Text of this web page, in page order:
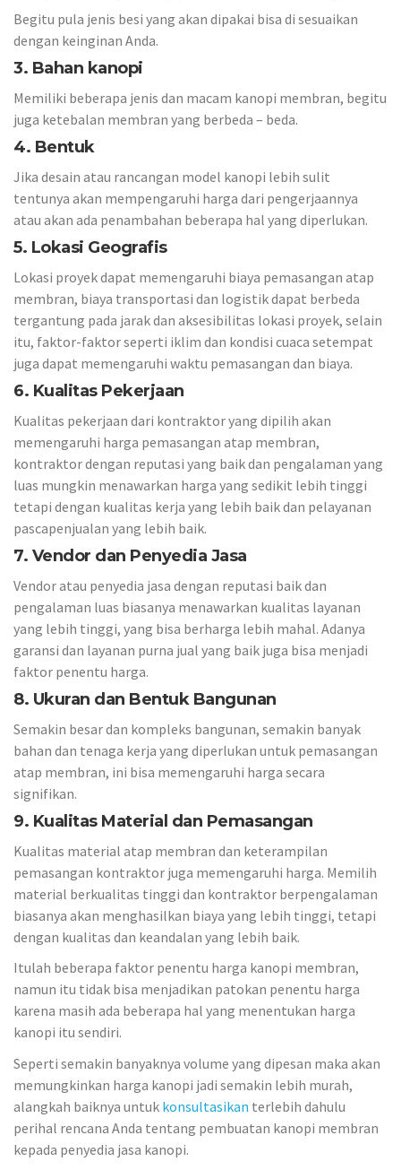
Begitu pula jenis besi yang akan dipakai bisa di sesuaikan
dengan keinginan Anda.
3. Bahan kanopi
Memiliki beberapa jenis dan macam kanopi membran, begitu
juga ketebalan membran yang berbeda – beda.
4. Bentuk
Jika desain atau rancangan model kanopi lebih sulit
tentunya akan mempengaruhi harga dari pengerjaannya
atau akan ada penambahan beberapa hal yang diperlukan.
5. Lokasi Geografis
Lokasi proyek dapat memengaruhi biaya pemasangan atap
membran, biaya transportasi dan logistik dapat berbeda
tergantung pada jarak dan aksesibilitas lokasi proyek, selain
itu, faktor-faktor seperti iklim dan kondisi cuaca setempat
juga dapat memengaruhi waktu pemasangan dan biaya.
6. Kualitas Pekerjaan
Kualitas pekerjaan dari kontraktor yang dipilih akan
memengaruhi harga pemasangan atap membran,
kontraktor dengan reputasi yang baik dan pengalaman yang
luas mungkin menawarkan harga yang sedikit lebih tinggi
tetapi dengan kualitas kerja yang lebih baik dan pelayanan
pascapenjualan yang lebih baik.
7. Vendor dan Penyedia Jasa
Vendor atau penyedia jasa dengan reputasi baik dan
pengalaman luas biasanya menawarkan kualitas layanan
yang lebih tinggi, yang bisa berharga lebih mahal. Adanya
garansi dan layanan purna jual yang baik juga bisa menjadi
faktor penentu harga.
8. Ukuran dan Bentuk Bangunan
Semakin besar dan kompleks bangunan, semakin banyak
bahan dan tenaga kerja yang diperlukan untuk pemasangan
atap membran, ini bisa memengaruhi harga secara
signifikan.
9. Kualitas Material dan Pemasangan
Kualitas material atap membran dan keterampilan
pemasangan kontraktor juga memengaruhi harga. Memilih
material berkualitas tinggi dan kontraktor berpengalaman
biasanya akan menghasilkan biaya yang lebih tinggi, tetapi
dengan kualitas dan keandalan yang lebih baik.
Itulah beberapa faktor penentu harga kanopi membran,
namun itu tidak bisa menjadikan patokan penentu harga
karena masih ada beberapa hal yang menentukan harga
kanopi itu sendiri.
Seperti semakin banyaknya volume yang dipesan maka akan
memungkinkan harga kanopi jadi semakin lebih murah,
alangkah baiknya untuk konsultasikan terlebih dahulu
perihal rencana Anda tentang pembuatan kanopi membran
kepada penyedia jasa kanopi.